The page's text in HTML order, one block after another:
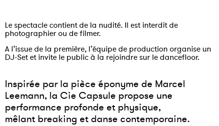
Inspirée par la pièce éponyme de Marcel
Leemann, la Cie Capsule propose une
performance profonde et physique,
mêlant breaking et danse contemporaine.
Le spectacle contient de la nudité. Il est interdit de
photographier ou de filmer.
A l’issue de la première, l’équipe de production organise un
DJ-Set et invite le public à la rejoindre sur le dancefloor.